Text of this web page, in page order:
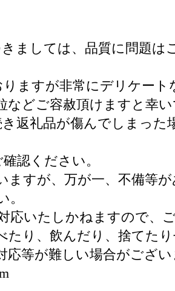
ましては、品質に問題
ますが非常にデリケー
どご容赦頂けますと幸い
返礼品が傷んでしまっ
認ください。
すが、万が一、不備等
。
応いたしかねますので、ご
たり、飲んだり、捨てた
等が難しい場合がござい